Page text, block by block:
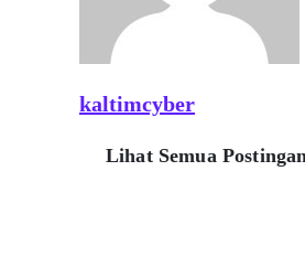
kaltimcyber
Lihat Semua